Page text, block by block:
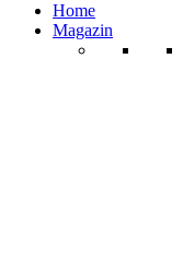
Home
Magazin